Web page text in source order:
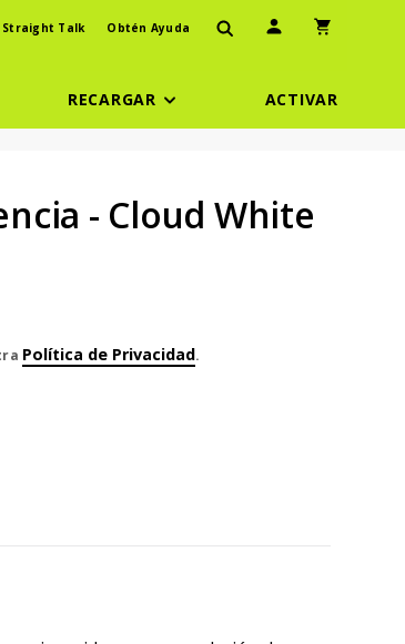
Straight Talk Obtén Ayuda Ícono de usuario
RECARGAR ACTIVAR
- Cloud White
Política de Privacidad.